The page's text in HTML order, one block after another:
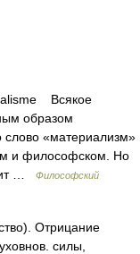
Всякое
образом
«материализм»
и философском. Но
…
Философский
Отрицание
силы,